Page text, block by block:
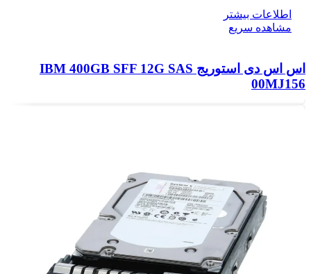
اطلاعات بیشتر
مشاهده سریع
اس اس دی استوریج IBM 400GB SFF 12G SAS
00MJ156